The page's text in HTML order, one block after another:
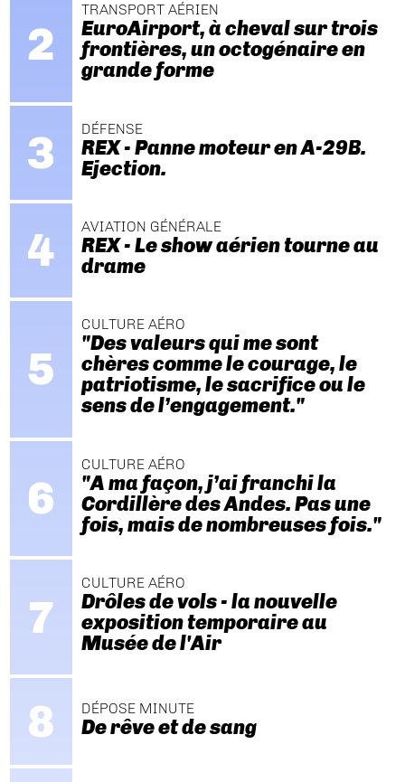
TRANSPORT AÉRIEN
EuroAirport, à cheval sur trois
frontières, un octogénaire en
grande forme
DÉFENSE
REX - Panne moteur en A-29B.
Ejection.
AVIATION GÉNÉRALE
REX - Le show aérien tourne au
drame
CULTURE AÉRO
"Des valeurs qui me sont
chères comme le courage, le
patriotisme, le sacrifice ou le
sens de l’engagement."
CULTURE AÉRO
"A ma façon, j’ai franchi la
Cordillère des Andes. Pas une
fois, mais de nombreuses fois."
CULTURE AÉRO
Drôles de vols - la nouvelle
exposition temporaire au
Musée de l'Air
DÉPOSE MINUTE
De rêve et de sang